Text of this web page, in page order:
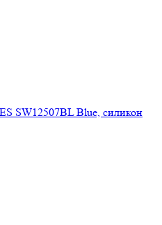
SW12507BL Blue, силикон